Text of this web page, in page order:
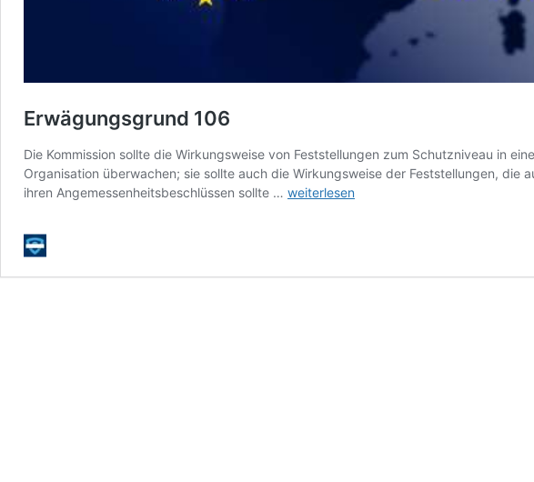
Erwägungsgrund 106
Die Kommission sollte die Wirkungsweise von Feststellungen zum Schutzniveau in
Organisation überwachen; sie sollte auch die Wirkungsweise der Feststellungen,
ihren Angemessenheitsbeschlüssen sollte … Erwägungsgrund
weiterlesen